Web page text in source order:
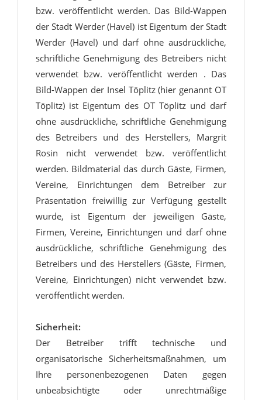
bzw. veröffentlicht werden. Das Bild-Wappen
der Stadt Werder (Havel) ist Eigentum der Stadt
Werder (Havel) und darf ohne ausdrückliche,
schriftliche Genehmigung des Betreibers nicht
verwendet bzw. veröffentlicht werden . Das
Bild-Wappen der Insel Töplitz (hier genannt OT
Töplitz) ist Eigentum des OT Töplitz und darf
ohne ausdrückliche, schriftliche Genehmigung
des Betreibers und des Herstellers, Margrit
Rosin nicht verwendet bzw. veröffentlicht
werden. Bildmaterial das durch Gäste, Firmen,
Vereine, Einrichtungen dem Betreiber zur
Präsentation freiwillig zur Verfügung gestellt
wurde, ist Eigentum der jeweiligen Gäste,
Firmen, Vereine, Einrichtungen und darf ohne
ausdrückliche, schriftliche Genehmigung des
Betreibers und des Herstellers (Gäste, Firmen,
Vereine, Einrichtungen) nicht verwendet bzw.
veröffentlicht werden.
Sicherheit:
Der Betreiber trifft technische und
organisatorische Sicherheitsmaßnahmen, um
Ihre personenbezogenen Daten gegen
unbeabsichtigte oder unrechtmäßige